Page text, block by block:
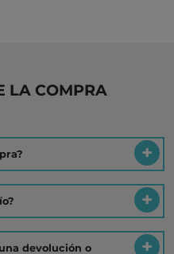
LA COMPRA
devolución o